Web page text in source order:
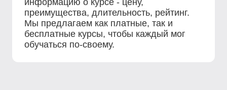
информацию о курсе - цену,
преимущества, длительность, рейтинг.
Мы предлагаем как платные, так и
бесплатные курсы, чтобы каждый мог
обучаться по-своему.